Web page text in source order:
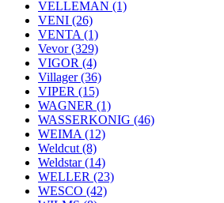
VELLEMAN (1)
VENI (26)
VENTA (1)
Vevor(329)
VIGOR (4)
Villager(36)
VIPER (15)
WAGNER (1)
WASSERKONIG (46)
WEIMA (12)
Weldcut (8)
Weldstar(14)
WELLER (23)
WESCO (42)